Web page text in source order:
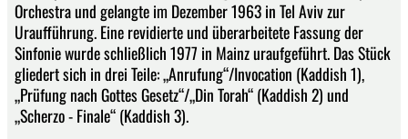
Orchestra und gelangte im Dezember 1963 in Tel Aviv zur
Uraufführung. Eine revidierte und überarbeitete Fassung der
Sinfonie wurde schließlich 1977 in Mainz uraufgeführt. Das Stück
gliedert sich in drei Teile: „Anrufung“/Invocation (Kaddish 1),
„Prüfung nach Gottes Gesetz“/„Din Torah“ (Kaddish 2) und
„Scherzo - Finale“ (Kaddish 3).